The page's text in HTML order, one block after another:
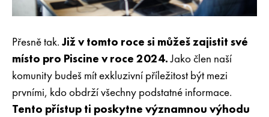
Přesně tak. Již v tomto roce si můžeš zajistit své
místo pro Piscine v roce 2024.Jako člen naší
komunity budeš mít exkluzivní příležitost být mezi
prvními, kdo obdrží všechny podstatné informace.
Tento přístup ti poskytne významnou výhodu